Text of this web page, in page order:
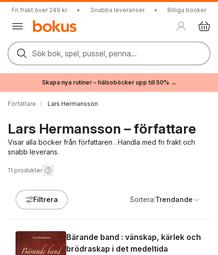
Fri frakt över 249 kr • Snabba leveranser • Billiga böcker
Sök bok, spel, pussel, penna...
Skapa nya rutiner – hälsoböcker upp till 50% →
Författare Lars Hermansson
Lars Hermansson – författare
Visar alla böcker från författaren . Handla med fri frakt och
snabb leverans.
11 produkter
Filtrera Sortera:Trendande
Bärande band : vänskap, kärlek och
brödraskap i det medeltida